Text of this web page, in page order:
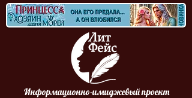
Информационно-имиджевый проект